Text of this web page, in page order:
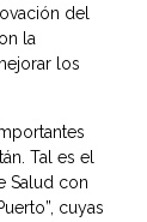
del
la
los
Tal es el
Salud con
cuyas